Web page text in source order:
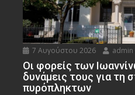
7 Αυγούστου 2026 admin
Οι φορείς των
δυνάμεις τους για τη
πυρόπληκτων